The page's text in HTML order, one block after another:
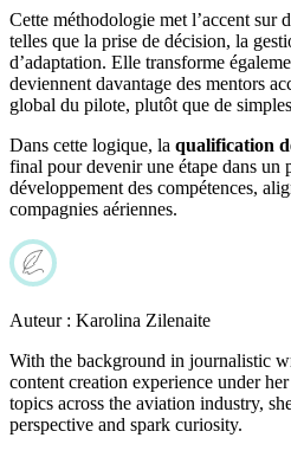
Cette méthodologie met l’accent sur
telles que la prise de décision, la
d’adaptation. Elle transforme
deviennent davantage des mentors
global du pilote, plutôt que de
Dans cette logique, la qualification
final pour devenir une étape dans un
développement des compétences,
compagnies aériennes.
Auteur : Karolina Zilenaite
With the background in journalistic
content creation experience under
topics across the aviation industry,
perspective and spark curiosity.